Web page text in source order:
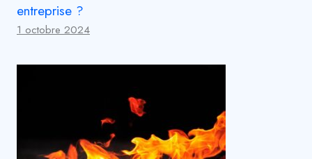
entreprise ?
1 octobre 2024